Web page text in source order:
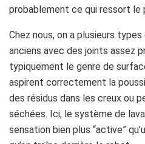
probablement ce qui ressort le
Chez nous, on a plusieurs
anciens avec des joints assez
typiquement le genre de
aspirent correctement la
des résidus dans les creux ou
séchées. Ici, le système de
sensation bien plus “active”